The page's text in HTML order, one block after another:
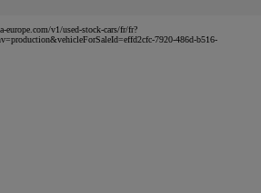
europe.com/v1/used-stock-cars/fr/fr?
7920-486d-b516-